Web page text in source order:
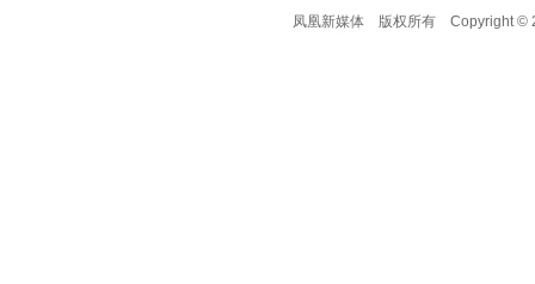
凤凰新媒体
版权所有 Copyright ©